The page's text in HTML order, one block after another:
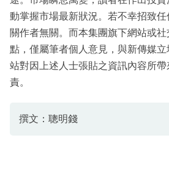
動掌握市場最新狀況。若不幸招致
關作者無關。而本集團旗下網站或
點，僅屬筆者個人意見，與新傳媒
站對因上述人士張貼之資訊內容所
責。
撰文：聰明錢